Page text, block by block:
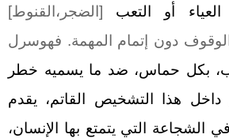
أو التعب [الضجر،القنوط]
دون إتمام المهمة. فهوسرل
بكل حماس، ضد ما يسميه خطر
داخل هذا التشخيص القاتم، يقدم
الشجاعة التي يتمتع بها الإنسان،